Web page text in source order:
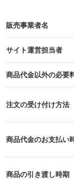
販売事業者名
サイト運営担当者
商品代金以外の必要
注文の受け付け方法
商品代金のお支払い
商品の引き渡し時期